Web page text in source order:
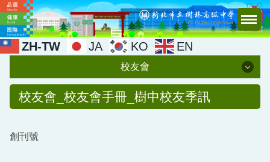
跳
到
主
要
容
ZH-TW JA KO EN
校友會
校友會
校友會_校友會手冊_樹中校友季訊
創刊號